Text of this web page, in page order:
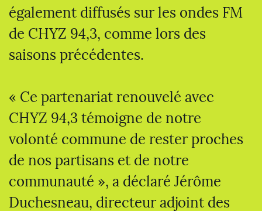
également diffusés sur les ondes FM
de CHYZ 94,3, comme lors des
saisons précédentes.
« Ce partenariat renouvelé avec
CHYZ 94,3 témoigne de notre
volonté commune de rester proches
de nos partisans et de notre
communauté », a déclaré Jérôme
Duchesneau, directeur adjoint des